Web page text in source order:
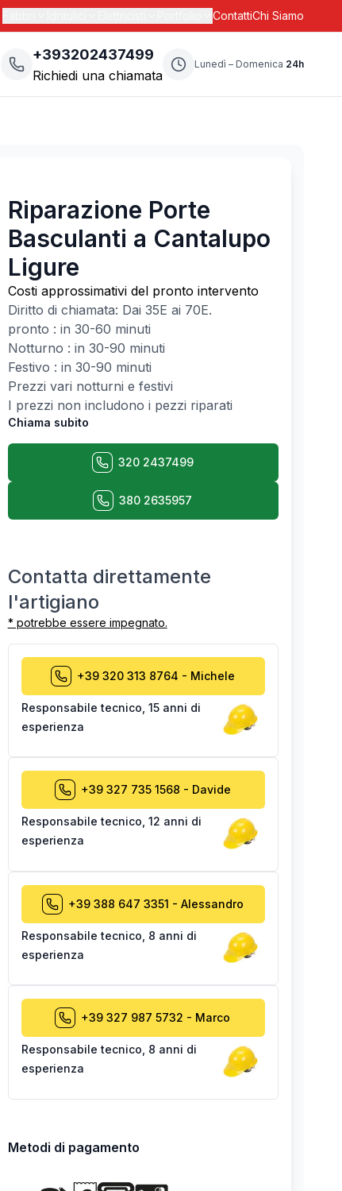
ContattiChi Siamo
+393202437499
Richiedi una chiamata
Lunedì – Domenica 24h
Riparazione Porte
Basculanti a Cantalupo
Ligure
Costi approssimativi del pronto intervento
Diritto di chiamata: Dai 35E ai 70E.
pronto : in 30-60 minuti
Notturno : in 30-90 minuti
Festivo : in 30-90 minuti
Prezzi vari notturni e festivi
I prezzi non includono i pezzi riparati
Chiama subito
320 2437499
380 2635957
Contatta direttamente
l'artigiano
* potrebbe essere impegnato.
+39 320 313 8764 - Michele
Responsabile tecnico 15 anni di
esperienza
+39 327 735 1568 - Davide
Responsabile tecnico 12 anni di
esperienza
+39 388 647 3351 - Alessandro
Responsabile tecnico 8 anni di
esperienza
+39 327 987 5732 - Marco
Responsabile tecnico 8 anni di
esperienza
Metodi di pagamento